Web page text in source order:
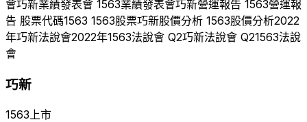
會巧新業績發表會 1563業績發表會巧新營運報告 1563營運報
告 股票代碼1563 1563股票巧新股價分析 1563股價分析2022
年巧新法說會2022年1563法說會 Q2巧新法說會 Q21563法說
會
巧新
1563 上市